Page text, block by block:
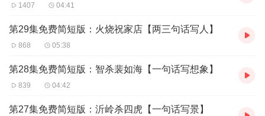
自己的微信公众号荒草遍地如何破？
图豆来了！图豆还带来了《快乐水浒》，
水浒108 将，带你听水浒日记故事，让你爱上写作！
1407 04:41
第29集免费简短版：火烧祝家店【两三句话写人】
868 05:38
第28集免费简短版：智杀裴如海【一句话写想象】
839 04:42
第27集免费简短版：沂岭杀四虎【一句话写景】